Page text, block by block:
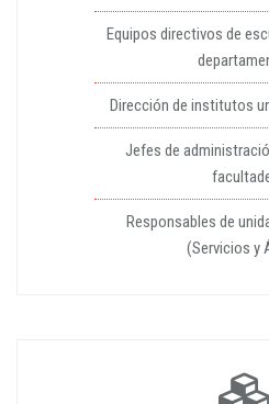
Equipos directivos de
Dirección de institutos
Jefes de
Responsables de
(Servicios y